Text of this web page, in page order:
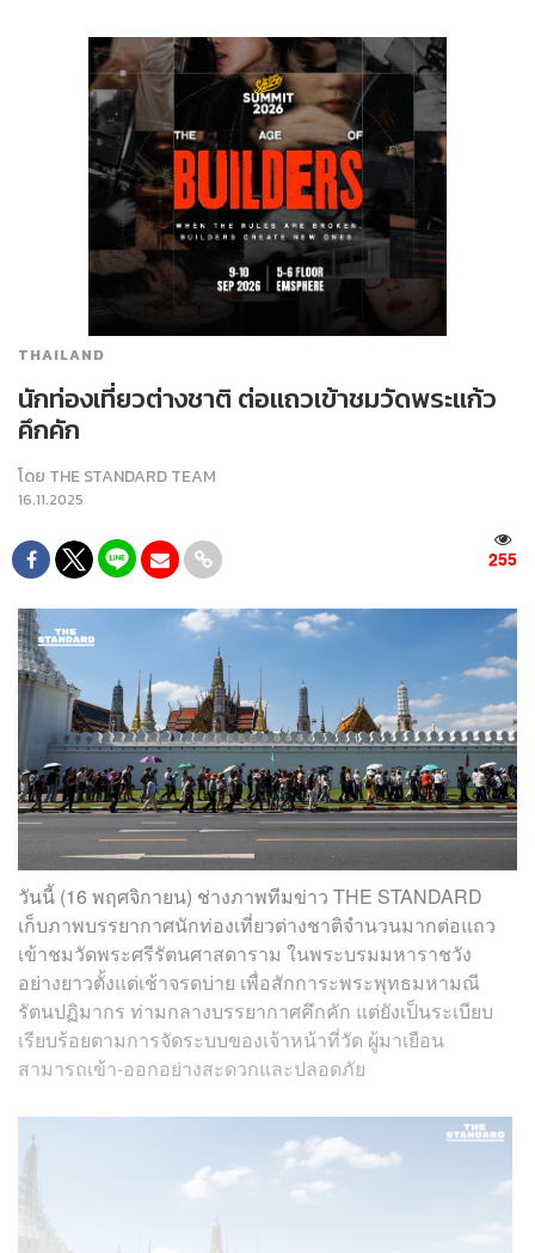
THAILAND
นักท่องเที่ยวต่างชาติ ต่อแถวเข้าชมวัดพระแก้ว
คึกคัก
โดย THE STANDARD TEAM
16.11.2025
255
วันนี้ (16 พฤศจิกายน) ช่างภาพทีมข่าว THE STANDARD
เก็บภาพบรรยากาศนักท่องเที่ยวต่างชาติจำนวนมากต่อแถว
เข้าชมวัดพระศรีรัตนศาสดาราม ในพระบรมมหาราชวัง
อย่างยาวตั้งแต่เช้าจรดบ่าย เพื่อสักการะพระพุทธมหามณี
รัตนปฏิมากร ท่ามกลางบรรยากาศคึกคัก แต่ยังเป็นระเบียบ
เรียบร้อยตามการจัดระบบของเจ้าหน้าที่วัด ผู้มาเยือน
สามารถเข้า-ออกอย่างสะดวกและปลอดภัย